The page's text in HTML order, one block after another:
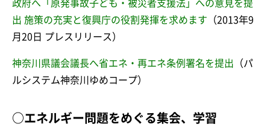
政府へ「原発事故子ども・被災者支援法」への意見を提
出 施策の充実と復興庁の役割発揮を求めます （2013年9
月20日 プレスリリース）
神奈川県議会議長へ省エネ・再エネ条例署名を提出 （パ
ルシステム神奈川ゆめコープ）
○エネルギー問題をめぐる集会、学習